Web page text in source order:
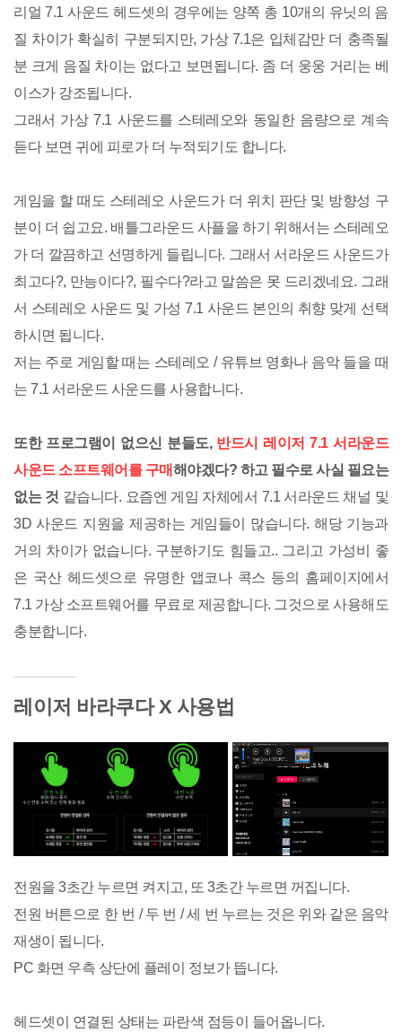
리얼 7.1 사운드 헤드셋의 경우에는 양쪽 총 10개의 유닛의 음
질 차이가 확실히 구분되지만, 가상 7.1은 입체감만 더 충족될
분 크게 음질 차이는 없다고 보면됩니다. 좀 더 웅웅 거리는 베
이스가 강조됩니다.
그래서 가상 7.1 사운드를 스테레오와 동일한 음량으로 계속
듣다 보면 귀에 피로가 더 누적되기도 합니다.
게임을 할 때도 스테레오 사운드가 더 위치 판단 및 방향성 구
분이 더 쉽고요. 배틀그라운드 사플을 하기 위해서는 스테레오
가 더 깔끔하고 선명하게 들립니다. 그래서 서라운드 사운드가
최고다?, 만능이다?, 필수다?라고 말씀은 못 드리겠네요. 그래
서 스테레오 사운드 및 가성 7.1 사운드 본인의 취향 맞게 선택
하시면 됩니다.
저는 주로 게임할 때는 스테레오 / 유튜브 영화나 음악 들을 때
는 7.1 서라운드 사운드를 사용합니다.
또한 프로그램이 없으신 분들도, 반드시 레이저 7.1 서라운드
사운드 소프트웨어를 구매해야겠다? 하고 필수로 사실 필요는
없는 것 같습니다. 요즘엔 게임 자체에서 7.1 서라운드 채널 및
3D 사운드 지원을 제공하는 게임들이 많습니다. 해당 기능과
거의 차이가 없습니다. 구분하기도 힘들고.. 그리고 가성비 좋
은 국산 헤드셋으로 유명한 앱코나 콕스 등의 홈페이지에서
7.1 가상 소프트웨어를 무료로 제공합니다. 그것으로 사용해도
충분합니다.
레이저 바라쿠다 X 사용법
전원을 3초간 누르면 켜지고, 또 3초간 누르면 꺼집니다.
전원 버튼으로 한 번 / 두 번 / 세 번 누르는 것은 위와 같은 음악
재생이 됩니다.
PC 화면 우측 상단에 플레이 정보가 뜹니다.
헤드셋이 연결된 상태는 파란색 점등이 들어옵니다.